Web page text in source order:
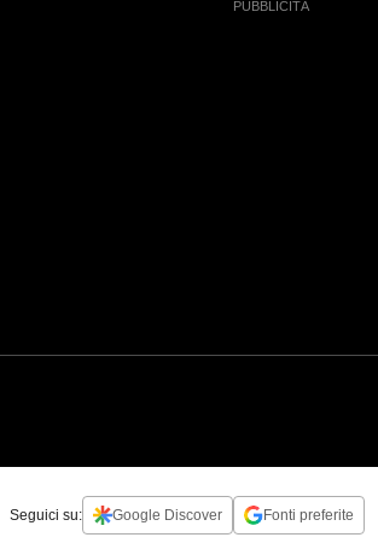
Seguici su: Google Discover Fonti preferite